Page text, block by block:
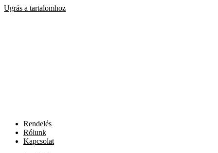
Ugrás a tartalomhoz
Rendelés
Rólunk
Kapcsolat